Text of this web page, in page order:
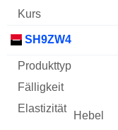
SH9ZW4